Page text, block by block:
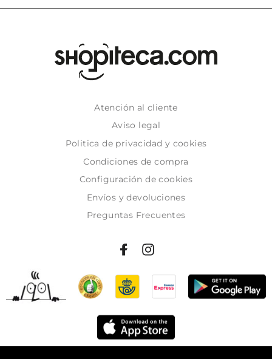
Atención al cliente
Aviso legal
Politica de privacidad y cookies
Condiciones de compra
Configuración de cookies
Envíos y devoluciones
Preguntas Frecuentes